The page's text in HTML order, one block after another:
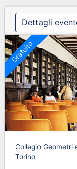
Dettagli
Gratuito
Collegio Geometri
Torino